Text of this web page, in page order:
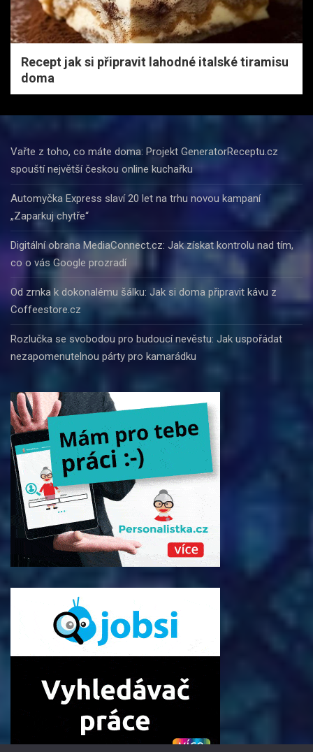
Recept jak si připravit lahodné italské tiramisu
doma
Vařte z toho, co máte doma: Projekt GeneratorReceptu.cz
spouští největší českou online kuchařku
Automyčka Express slaví 20 let na trhu novou kampaní
„Zaparkuj chytře“
Digitální obrana MediaConnect.cz: Jak získat kontrolu nad tím,
co o vás Google prozradí
Od zrnka k dokonalému šálku: Jak si doma připravit kávu z
Coffeestore.cz
Rozlučka se svobodou pro budoucí nevěstu: Jak uspořádat
nezapomenutelnou párty pro kamarádku